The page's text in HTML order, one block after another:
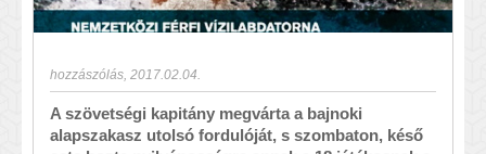
hozzászólás 2017.02.04.
A szövetségi kapitány megvárta a bajnoki
alapszakasz utolsó fordulóját, s szombaton, késő